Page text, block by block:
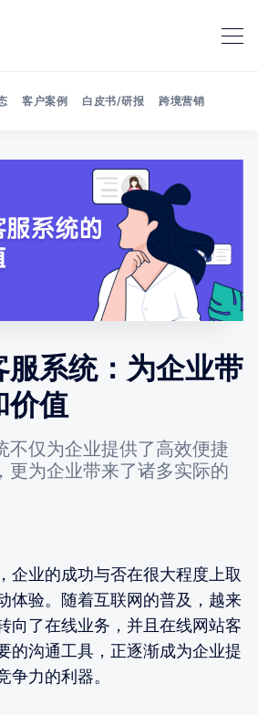
Search 美洽博客
客户案例 白皮书/研报 跨境营销
服系统：为企业带
价值
不仅为企业提供了高效便捷
更为企业带来了诸多实际的
企业的成功与否在很大程度上取
体验。随着互联网的普及，越来
向了在线业务，并且在线网站客
的沟通工具，正逐渐成为企业提
争力的利器。